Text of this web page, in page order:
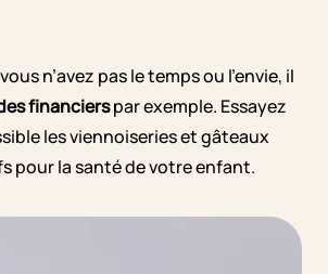
n’avez pas le temps ou l’envie, il
financierspar exemple. Essayez
les viennoiseries et gâteaux
pour la santé de votre enfant.